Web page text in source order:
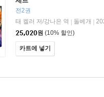
전2권
태 켈러 저/강나은 역
돌베개
25,020원 (10% 할인)
카트에 넣기